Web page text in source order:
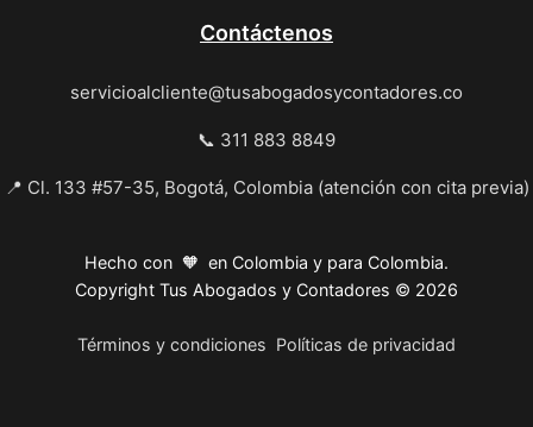
Contáctenos
servicioalcliente@tusabogadosycontadores.co
📞 311 883 8849
📍 Cl. 133 #57-35, Bogotá, Colombia (atención con cita previa)
Hecho con 🧡 en Colombia y para Colombia.
Copyright Tus Abogados y Contadores © 2026
Términos y condiciones Políticas de privacidad